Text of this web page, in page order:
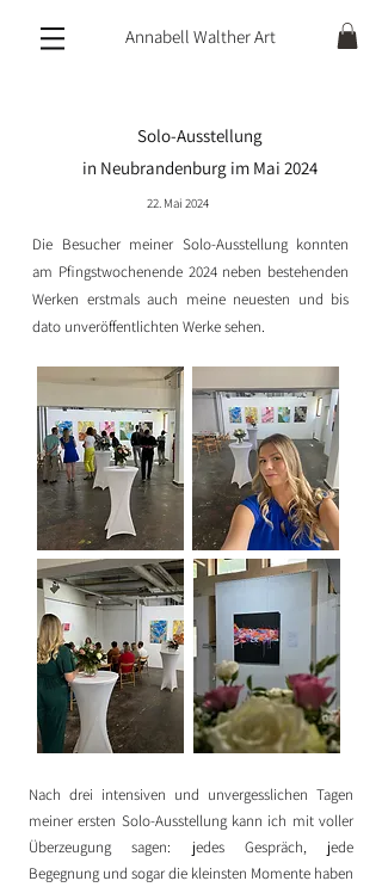
Annabell Walther Art
Solo-Ausstellung
in Neubrandenburg im Mai 2024​
22. Mai 2024
Die Besucher meiner Solo-Ausstellung konnten
am Pfingstwochenende 2024 neben bestehenden
Werken erstmals auch meine neuesten und bis
dato unveröffentlichten Werke sehen.
Nach drei intensiven und unvergesslichen Tagen
meiner ersten Solo-Ausstellung kann ich mit voller
Überzeugung sagen: jedes Gespräch, jede
Begegnung und sogar die kleinsten Momente haben